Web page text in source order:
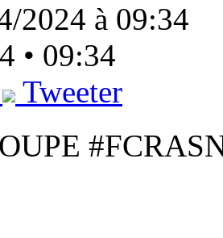
2024 à 09:34
• 09:34
Tweeter